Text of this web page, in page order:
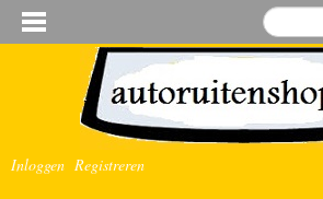
Inloggen Registreren